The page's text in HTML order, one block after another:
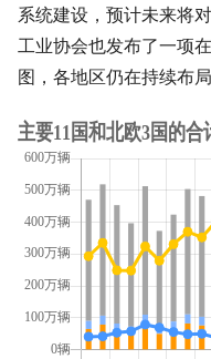
系统建设，预计未来将
工业协会也发布了一项
图，各地区仍在持续布